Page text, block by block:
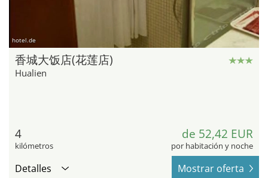
hotel.de
香城大饭店(花莲店)
Hualien
4
kilómetros
de 52,42 EUR
por habitación y noche
Detalles Mostrar oferta